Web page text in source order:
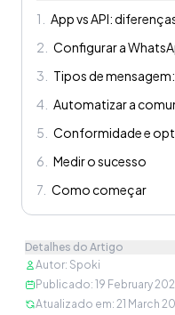
1
App vs API:
2
Configurar a
3
Tipos de
4
Automatizar a
5
Conformidade e
6
Medir o sucesso
7 Como começar
Detalhes do Artigo
Autor: Spoki
Publicado: 19 February
Atualizado em: 21 March